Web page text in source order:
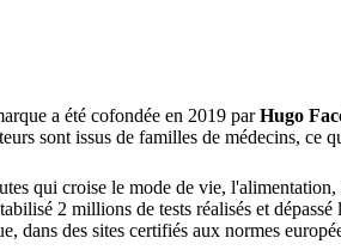
a été cofondée en 2019 parHugo
sont issus de familles de médecins,
qui croise le mode de vie,
2 millions de tests réalisés et
dans des sites certifiés aux normes